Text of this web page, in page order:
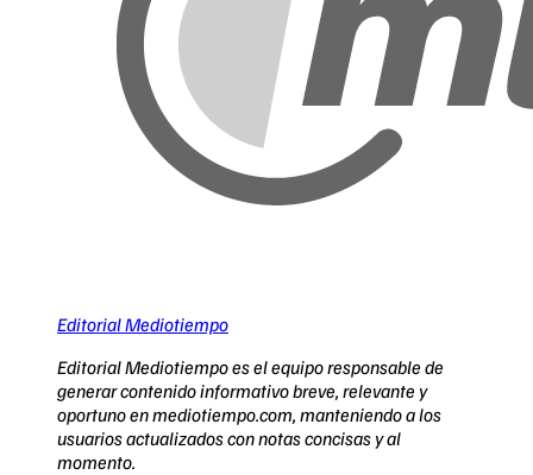
Editorial Mediotiempo
Editorial Mediotiempo es el equipo responsable de
generar contenido informativo breve, relevante y
oportuno en mediotiempo.com, manteniendo a los
usuarios actualizados con notas concisas y al
momento.